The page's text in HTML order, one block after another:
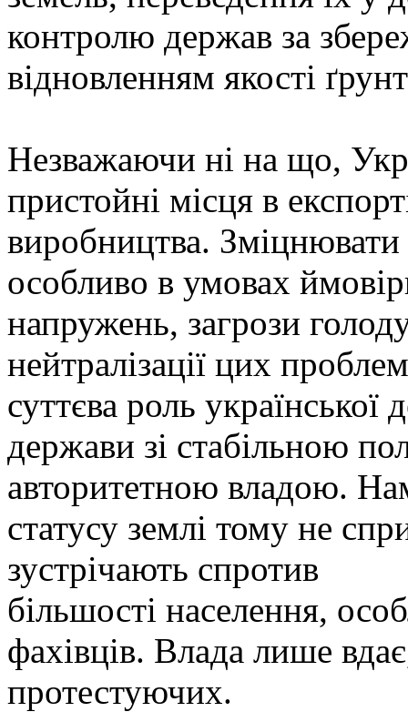
контролю держав за
відновленням якості
Незважаючи ні на що,
пристойні місця в
виробництва. Зміцнювати
особливо в умовах
напружень, загрози
нейтралізації цих
суттєва роль
держави зі стабільною
авторитетною владою.
статусу землі тому не
зустрічають спротив
більшості населення,
фахівців. Влада лише
протестуючих.